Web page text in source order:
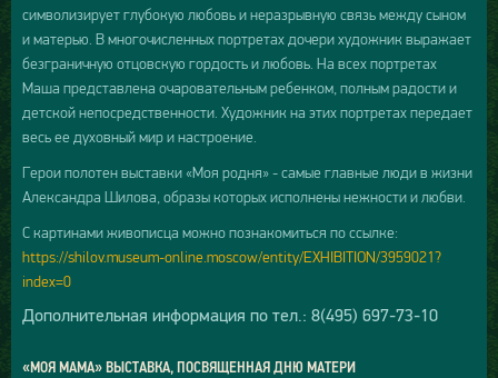
символизирует глубокую любовь и неразрывную связь между сыном
и матерью. В многочисленных портретах дочери художник выражает
безграничную отцовскую гордость и любовь. На всех портретах
Маша представлена очаровательным ребенком, полным радости и
детской непосредственности. Художник на этих портретах передает
весь ее духовный мир и настроение.
Герои полотен выставки «Моя родня» - самые главные люди в жизни
Александра Шилова, образы которых исполнены нежности и любви.
С картинами живописца можно познакомиться по ссылке:
https://shilov.museum-online.moscow/entity/EXHIBITION/3959021?
index=0
Дополнительная информация по тел.: 8(495) 697-73-10
«МОЯ МАМА» ВЫСТАВКА, ПОСВЯЩЕННАЯ ДНЮ МАТЕРИ